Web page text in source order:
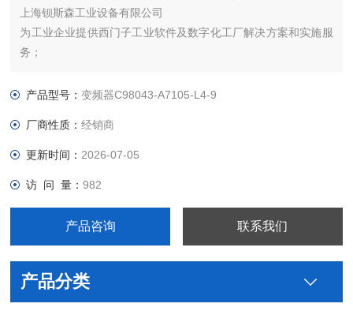
上海钡斯森工业设备有限公司
为工业企业提供西门子工业软件及数字化工厂解决方案和实施服
务；
低压元器件、智能仪表等电气控制、传动 产品及高、中、低压、
6SE7031-8TF60-Z西门子代理商
产品型号：变频器C98043-A7105-L4-9
厂商性质：经销商
更新时间： 2026-07-05
访 问 量：982
产品咨询 联系我们
产品分类